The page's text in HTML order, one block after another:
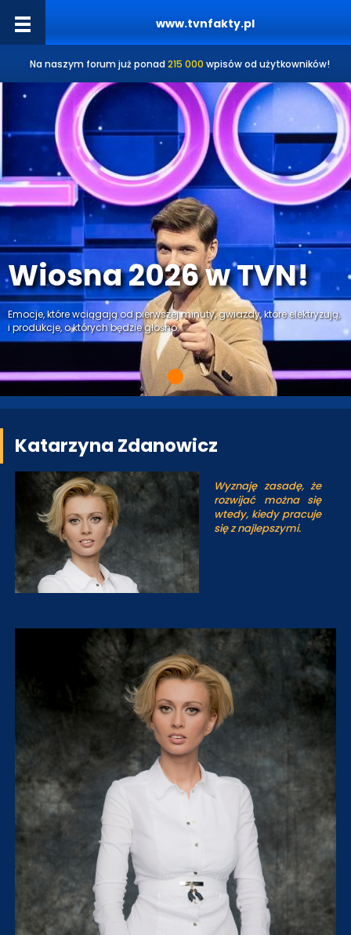
www.tvnfakty.pl
Na naszym forum już ponad 215 000 wpisów od użytkowników!
Wiosna 2026 w TVN!
Emocje, które wciągają od pierwszej minuty, gwiazdy, które elektryzują,
i produkcje, o których będzie głośno.
Katarzyna Zdanowicz
Wyznaję zasadę, że
rozwijać można się
wtedy, kiedy pracuje
się z najlepszymi.